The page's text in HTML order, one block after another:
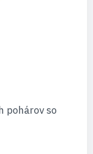
pohárov so